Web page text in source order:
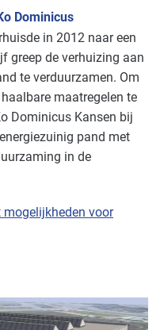
Dominicus
in 2012 naar een
greep de verhuizing aan
te verduurzamen. Om
maatregelen te
Dominicus Kansen bij
pand met
in de
voor